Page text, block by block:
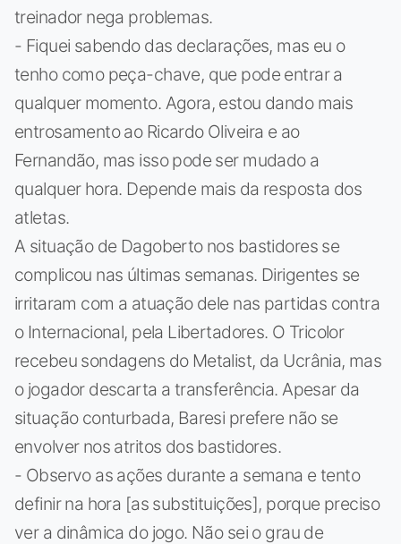
treinador nega problemas.
- Fiquei sabendo das declarações, mas eu o
tenho como peça-chave, que pode entrar a
qualquer momento. Agora, estou dando mais
entrosamento ao Ricardo Oliveira e ao
Fernandão, mas isso pode ser mudado a
qualquer hora. Depende mais da resposta dos
atletas.
A situação de Dagoberto nos bastidores se
complicou nas últimas semanas. Dirigentes se
irritaram com a atuação dele nas partidas contra
o Internacional, pela Libertadores. O Tricolor
recebeu sondagens do Metalist, da Ucrânia, mas
o jogador descarta a transferência. Apesar da
situação conturbada, Baresi prefere não se
envolver nos atritos dos bastidores.
- Observo as ações durante a semana e tento
definir na hora [as substituições], porque preciso
ver a dinâmica do jogo. Não sei o grau de